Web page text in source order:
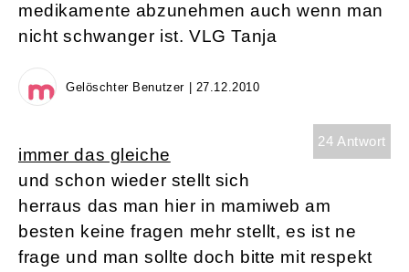
medikamente abzunehmen auch wenn man
nicht schwanger ist. VLG Tanja
Gelöschter Benutzer | 27.12.2010
24 Antwort
immer das gleiche
und schon wieder stellt sich
herraus das man hier in mamiweb am
besten keine fragen mehr stellt, es ist ne
frage und man sollte doch bitte mit respekt